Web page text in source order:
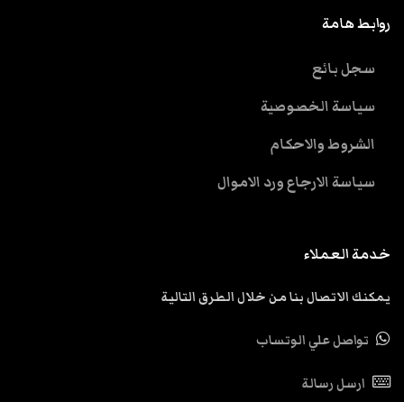
روابط هامة
سجل بائع
سياسة الخصوصية
الشروط والاحكام
سياسة الارجاع ورد الاموال
خدمة العملاء
يمكنك الاتصال بنا من خلال الطرق التالية
تواصل علي الوتساب
ارسل رسالة